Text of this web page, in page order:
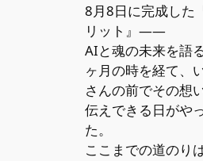
8月8日に完成した
リット』――
AIと魂の未来を語
ヶ月の時を経て、
さんの前でその想
伝えできる日がや
た。
ここまでの道のり